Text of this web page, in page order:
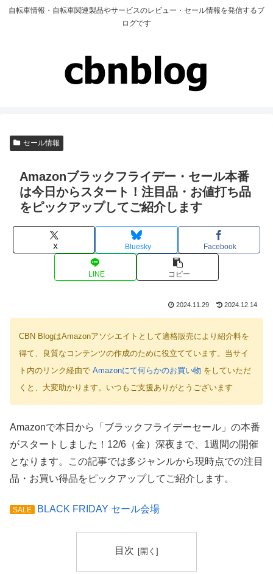
自転車情報・自転車関連製品やサービスのレビュー・セール情報を発信するブ
ログです
セール情報
Amazonブラックフライデー・セール本番
は今日からスタート！注目品・お値打ち品
をピックアップしてご紹介します
X Bluesky Facebook
LINE コピー
2024.11.29 2024.12.14
CBN BlogはAmazonアソシエイトとして適格販売により紹介料を
得て、良質なコンテンツの作成のために役立てています。当サイ
ト内のリンク経由で Amazonにて何らかのお買い物 をしていただ
くと、大変助かります。いつもご支援ありがとうございます
Amazonで本日から「ブラックフライデーセール」の本番
がスタートしました！12/6（金）深夜まで、1週間の開催
となります。この記事では多ジャンルから現時点での注目
品・お買い得品をピックアップしてご紹介します。
SALE BLACK FRIDAY セール会場
目次